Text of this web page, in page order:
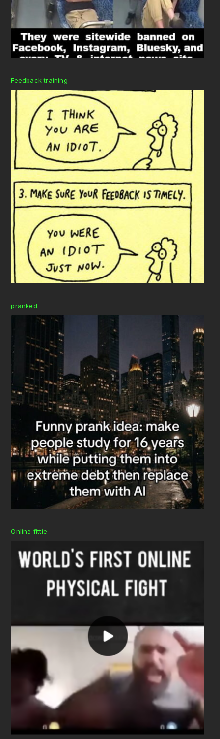
Feedback training
pranked
Online fittie